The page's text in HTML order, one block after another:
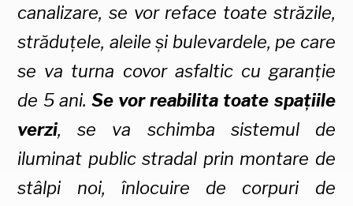
canalizare, se vor reface toate străzile,
străduțele, aleile și bulevardele, pe care
se va turna covor asfaltic cu garanție
de 5 ani. Se vor reabilita toate spațiile
verzi, se va schimba sistemul de
iluminat public stradal prin montare de
stâlpi noi, înlocuire de corpuri de